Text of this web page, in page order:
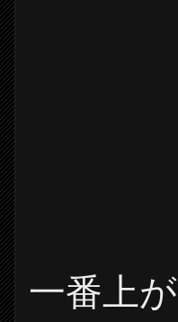
一番上